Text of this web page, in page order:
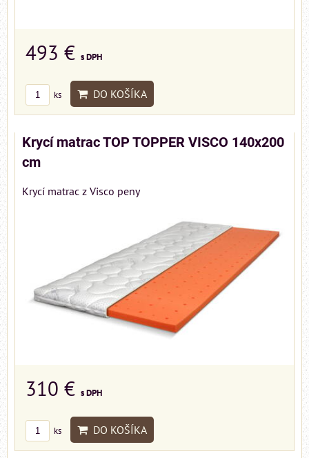
493 € s DPH
ks DO KOŠÍKA
Krycí matrac TOP TOPPER VISCO 140x200
cm
Krycí matrac z Visco peny
310 € s DPH
ks DO KOŠÍKA